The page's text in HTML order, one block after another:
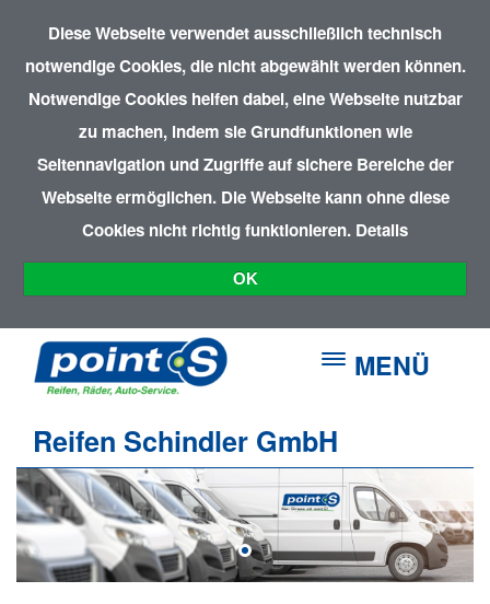
Diese Webseite verwendet ausschließlich technisch
notwendige Cookies, die nicht abgewählt werden können.
Notwendige Cookies helfen dabei, eine Webseite nutzbar
zu machen, indem sie Grundfunktionen wie
Seitennavigation und Zugriffe auf sichere Bereiche der
Webseite ermöglichen. Die Webseite kann ohne diese
Cookies nicht richtig funktionieren. Details
OK
MENÜ
Reifen Schindler GmbH